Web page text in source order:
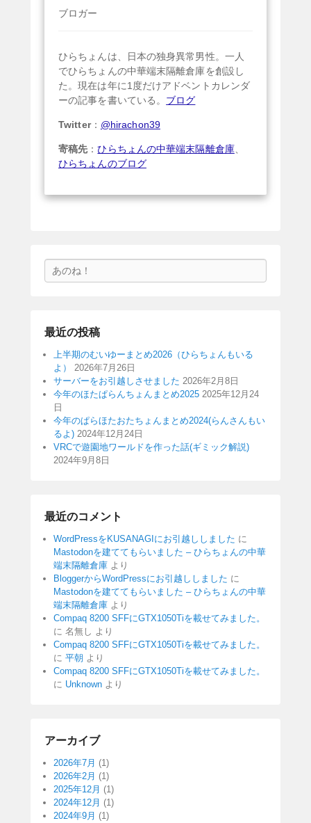
ブロガー
ひらちょんは、日本の独身異常男性。一人
でひらちょんの中華端末隔離倉庫を創設し
た。現在は年に1度だけアドベントカレンダ
ーの記事を書いている。 ブログ
Twitter： @hirachon39
寄稿先 ：ひらちょんの中華端末隔離倉庫、
ひらちょんのブログ
索
最近の投稿
上半期のむいゆーまとめ2026（ひらちょんもいる
よ）
2026年7月26日
サーバーをお引越しさせました 2026年2月8日
今年のほたぱらんちょんまとめ2025 2025年12月24
日
今年のぱらほたおたちょんまとめ2024(らんさんもい
るよ) 2024年12月24日
VRCで遊園地ワールドを作った話(ギミック解説)
2024年9月8日
最近のコメント
WordPressをKUSANAGIにお引越ししました に
Mastodonを建ててもらいました – ひらちょんの中華
端末隔離倉庫 より
BloggerからWordPressにお引越ししました に
Mastodonを建ててもらいました – ひらちょんの中華
端末隔離倉庫 より
Compaq 8200 SFFにGTX1050Tiを載せてみました。
に 名無し より
Compaq 8200 SFFにGTX1050Tiを載せてみました。
に 平朝 より
Compaq 8200 SFFにGTX1050Tiを載せてみました。
に Unknown より
アーカイブ
2026年7月 (1)
2026年2月 (1)
2025年12月 (1)
2024年12月 (1)
2024年9月 (1)